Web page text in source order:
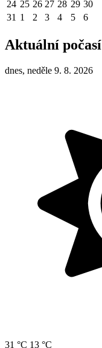
24 25 26 27 28 29 30
31 1 2 3 4 5 6
Aktuální počasí
dnes, neděle 9. 8. 2026
31 °C 13 °C